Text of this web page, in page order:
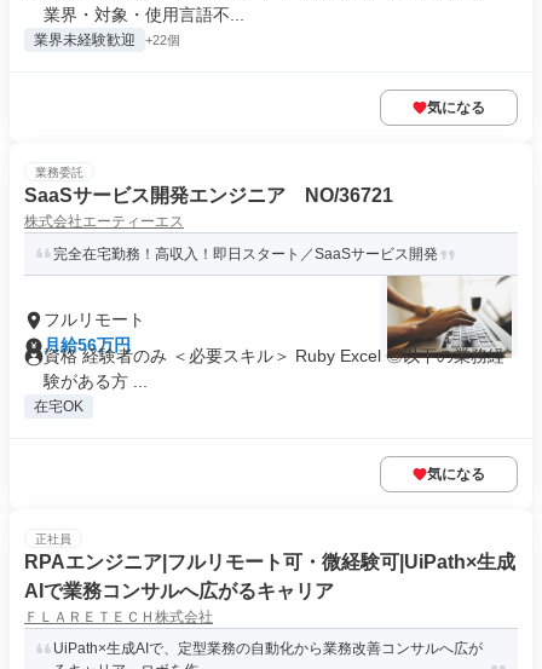
業界・対象・使用言語不...
業界未経験歓迎 +22個
気になる
業務委託
SaaSサービス開発エンジニア NO/36721
株式会社エーティーエス
完全在宅勤務！高収入！即日スタート／SaaSサービス開発
フルリモート
月給56万円
資格 経験者のみ ＜必要スキル＞ Ruby Excel ◎以下の業務経
験がある方 ...
在宅OK
気になる
正社員
RPAエンジニア|フルリモート可・微経験可|UiPath×生成
AIで業務コンサルへ広がるキャリア
ＦＬＡＲＥＴＥＣＨ株式会社
UiPath×生成AIで、定型業務の自動化から業務改善コンサルへ広が